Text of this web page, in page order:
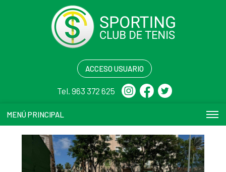
ACCESO USUARIO
Tel. 963 372 625
MENÚ PRINCIPAL